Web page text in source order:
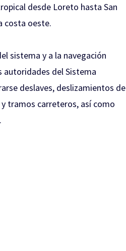
desde Loreto hasta San
costa oeste.
sistema y a la navegación
autoridades del Sistema
deslaves, deslizamientos de
tramos carreteros, así como